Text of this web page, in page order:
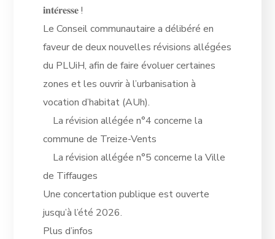
𝐢𝐧𝐭𝐞́𝐫𝐞𝐬𝐬𝐞 !
Le Conseil communautaire a délibéré en
faveur de deux nouvelles révisions allégées
du PLUiH, afin de faire évoluer certaines
zones et les ouvrir à l’urbanisation à
vocation d’habitat (AUh).
La révision allégée n°4 concerne la
commune de Treize-Vents
La révision allégée n°5 concerne la
Ville de Tiffauges
Une concertation publique est ouverte
jusqu’à l’été 2026.
Plus d’infos